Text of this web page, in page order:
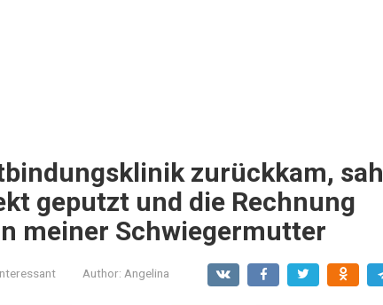
zurückkam, sah
geputzt und die Rechnung
meiner Schwiegermutter
Author: Angelina